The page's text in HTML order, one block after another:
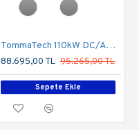
TommaTech 110kW DC/AC Hazır Sulama Kutusu
88.695,00 TL 95.265,00 TL
Sepete Ekle